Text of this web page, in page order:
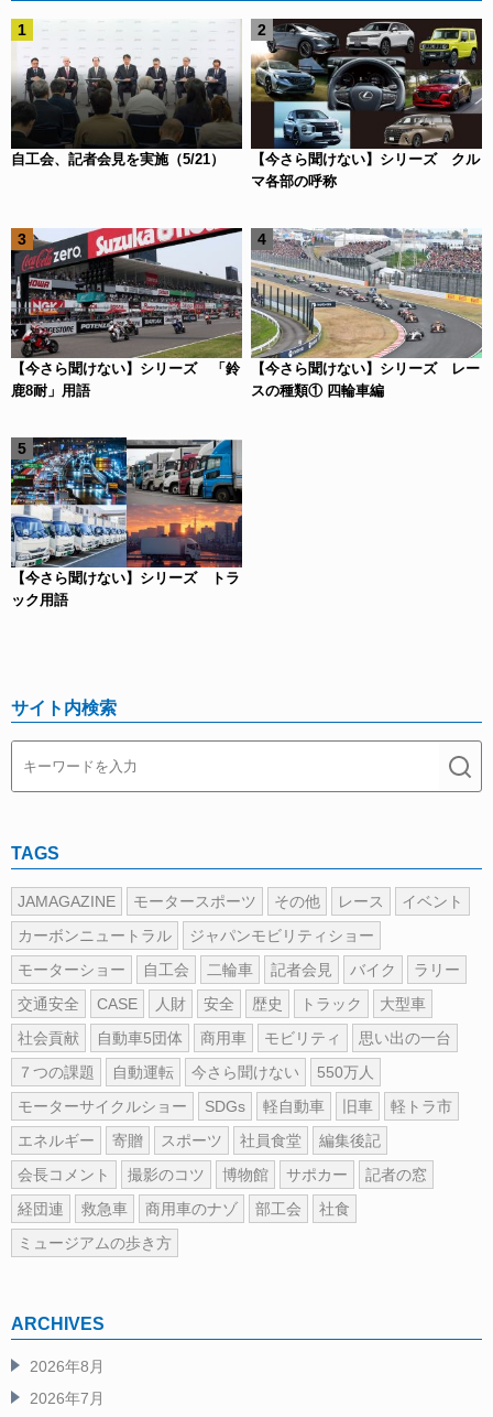
自工会、記者会見を実施（5/21）
【今さら聞けない】シリーズ クル
マ各部の呼称
【今さら聞けない】シリーズ 「鈴
鹿8耐」用語
【今さら聞けない】シリーズ レー
スの種類① 四輪車編
【今さら聞けない】シリーズ トラ
ック用語
サイト内検索
TAGS
JAMAGAZINE モータースポーツ その他 レース
イベント
カーボンニュートラル
ジャパンモビリティショー
モーターショー
自工会 二輪車 記者会見 バイク
ラリー
交通安全
CASE 人財 安全 歴史 トラック
大型車
社会貢献
自動車5団体 商用車 モビリティ
思い出の一台
７つの課題
自動運転 今さら聞けない
550万人
モーターサイクルショー
SDGs 軽自動車 旧車
軽トラ市
エネルギー
寄贈 スポーツ 社員食堂
編集後記
会長コメント
撮影のコツ 博物館 サポカー
記者の窓
経団連
救急車 商用車のナゾ 部工会
社食
ミュージアムの歩き方
ARCHIVES
2026年8月
2026年7月